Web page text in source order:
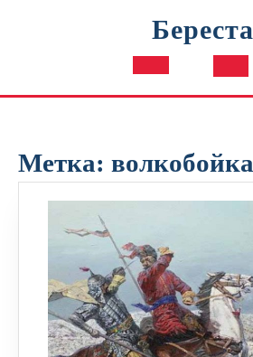
Береста
Кнопка
Метка: волкобойка